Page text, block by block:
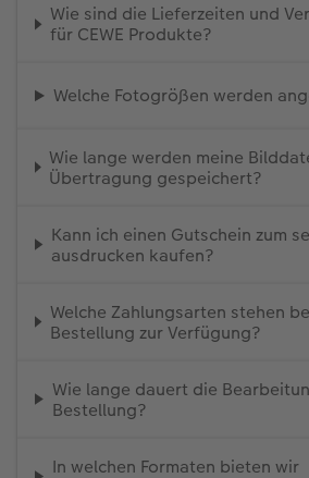
Wie sind die Lieferzeiten und
für CEWE Produkte?
Welche Fotogrößen werden
Wie lange werden meine
Übertragung gespeichert?
Kann ich einen Gutschein zum
ausdrucken kaufen?
Welche Zahlungsarten stehen
Bestellung zur Verfügung?
Wie lange dauert die
Bestellung?
In welchen Formaten bieten wir